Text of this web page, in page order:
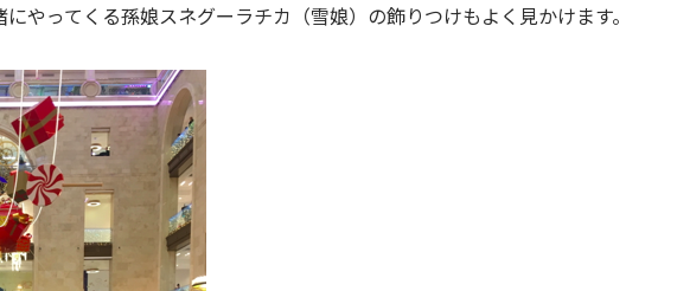
やってくる孫娘スネグーラチカ（雪娘）の飾りつけもよく見かけます。